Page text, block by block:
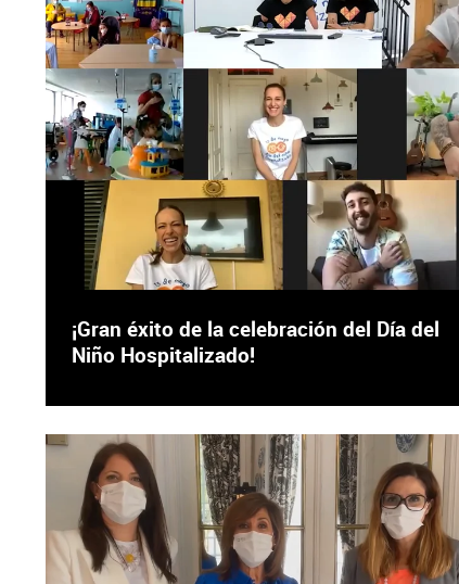
¡Gran éxito de la celebración del Día del
Niño Hospitalizado!
X Facebook
X Facebook